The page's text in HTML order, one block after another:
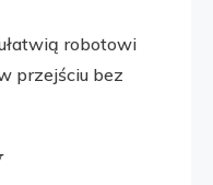
robotowi
przejściu bez